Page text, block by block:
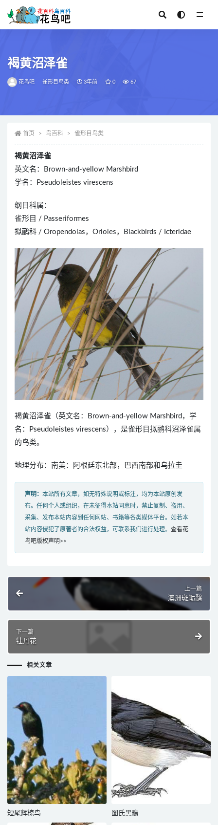
褐黄沼泽雀
花鸟吧 雀形目鸟类 3年前 0 67
首页 鸟百科 雀形目鸟类
褐黄沼泽雀
英文名：Brown-and-yellow Marshbird
学名：Pseudoleistes virescens
纲目科属：
雀形目 / Passeriformes
拟鹂科 / Oropendolas，Orioles，Blackbirds / Icteridae
褐黄沼泽雀（英文名：Brown-and-yellow Marshbird，学
名：Pseudoleistes virescens），是雀形目拟鹂科沼泽雀属
的鸟类。
地理分布：南美：阿根廷东北部，巴西南部和乌拉圭
声明： 本站所有文章，如无特殊说明或标注，均为本站原创发
布。任何个人或组织，在未征得本站同意时，禁止复制、盗用、
采集、发布本站内容到任何网站、书籍等各类媒体平台。如若本
站内容侵犯了原著者的合法权益，可联系我们进行处理。 查看花
鸟吧版权声明>>
上一篇
澳洲斑蛎鹬
下一篇
牡丹花
相关文章
短尾辉椋鸟 图氏黑鵙